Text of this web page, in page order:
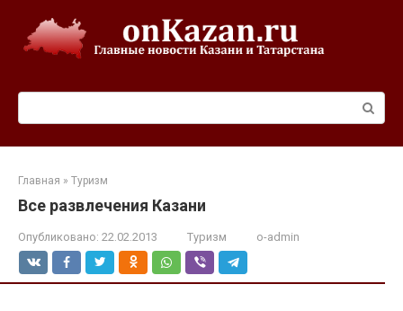
контенту
Главная » Туризм
Все развлечения Казани
Опубликовано: 22.02.2013 Туризм o-admin